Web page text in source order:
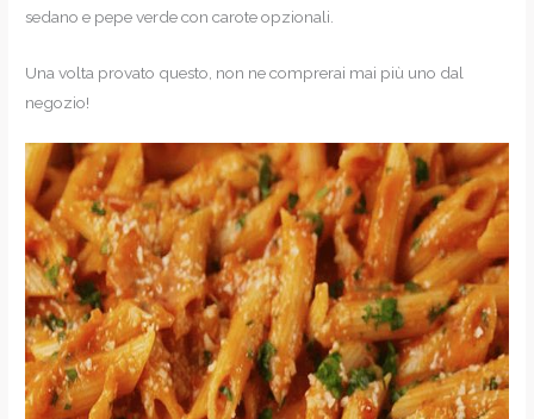
sedano e pepe verde con carote opzionali.
Una volta provato questo, non ne comprerai mai più uno dal
negozio!